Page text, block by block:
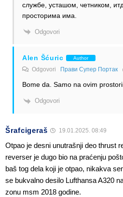
службе, усташом, четником,
просторима има.
Odgovori
Alen Šćuric Author
Odgovori Прави Супер Портак
Bome da. Samo na ovim
Odgovori
Šrafcigeraš 19.01.2025. 08:49
Otpao je desni unutrašnji deo thrust
reverser je dugo bio na praćenju
baš tog dela koji je otpao, nikakva
se bukvalno desilo Lufthansa A320
zonu msm 2018 godine.